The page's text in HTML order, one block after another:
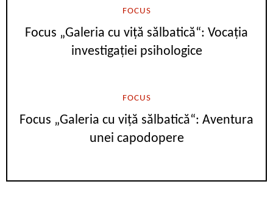
FOCUS
Focus „Galeria cu viță sălbatică“: Vocația
investigației psihologice
FOCUS
Focus „Galeria cu viță sălbatică“: Aventura
unei capodopere